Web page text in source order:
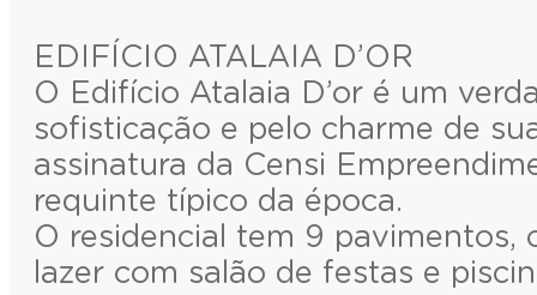
EDIFÍCIO ATALAIA D’OR
O Edifício Atalaia D’or é um
sofisticação e pelo charme de
assinatura da Censi
requinte típico da época.
O residencial tem 9 pavimentos,
lazer com salão de festas e